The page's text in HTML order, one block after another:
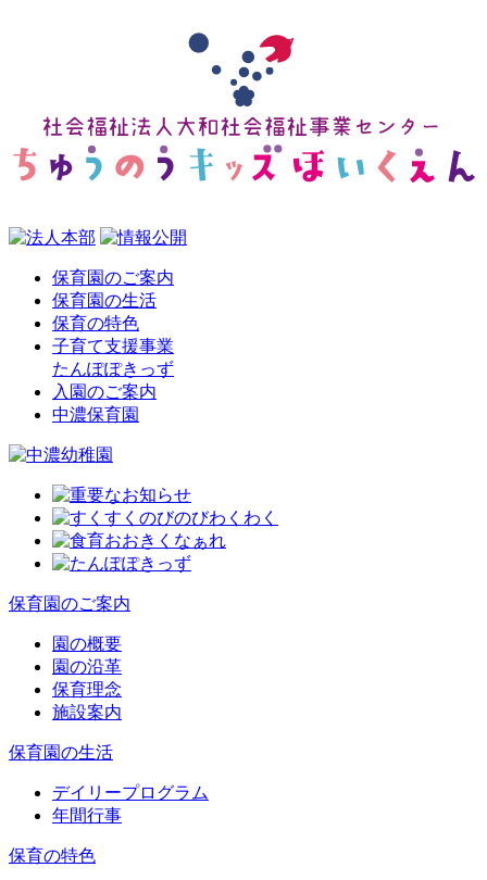
保育園のご案内
保育園の生活
保育の特色
子育て支援事業
たんぽぽきっず
入園のご案内
中濃保育園
保育園のご案内
園の概要
園の沿革
保育理念
施設案内
保育園の生活
デイリープログラム
年間行事
保育の特色